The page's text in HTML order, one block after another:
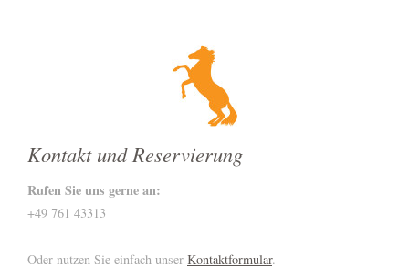
Kontakt und Reservierung
Rufen Sie uns gerne an:
+49 761 43313
Oder nutzen Sie einfach unser Kontaktformular.